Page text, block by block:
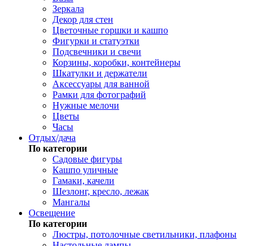
Зеркала
Декор для стен
Цветочные горшки и кашпо
Фигурки и статуэтки
Подсвечники и свечи
Корзины, коробки, контейнеры
Шкатулки и держатели
Аксессуары для ванной
Рамки для фотографий
Нужные мелочи
Цветы
Часы
Отдых/дача
По категории
Садовые фигуры
Кашпо уличные
Гамаки, качели
Шезлонг, кресло, лежак
Мангалы
Освещение
По категории
Люстры, потолочные светильники, плафоны